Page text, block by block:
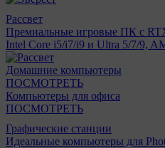
Рассвет
Премиальные игровые ПК с
Intel Core i5/i7/i9 и Ultra 5/7/9,
Домашние компьютеры
ПОСМОТРЕТЬ
Компьютеры для офиса
ПОСМОТРЕТЬ
Графические станции
Идеальные компьютеры для